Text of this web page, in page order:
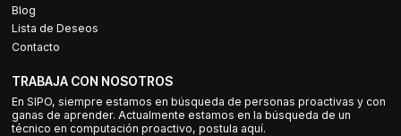
Blog
Lista de Deseos
Contacto
TRABAJA CON NOSOTROS
En SIPO, siempre estamos en búsqueda de personas proactivas y con
ganas de aprender. Actualmente estamos en la búsqueda de un
técnico en computación proactivo, postula aquí.